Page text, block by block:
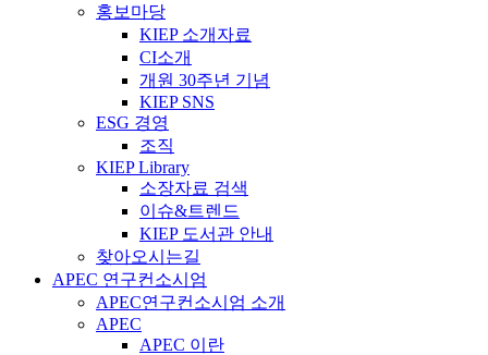
홍보마당
KIEP 소개자료
CI소개
개원 30주년 기념
KIEP SNS
ESG 경영
조직
KIEP Library
소장자료 검색
이슈&트렌드
KIEP 도서관 안내
찾아오시는길
APEC 연구컨소시엄
APEC연구컨소시엄 소개
APEC
APEC 이란